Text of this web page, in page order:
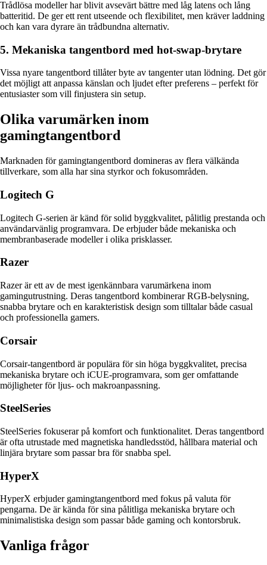
Trådlösa modeller har blivit avsevärt bättre med låg latens och lång
batteritid. De ger ett rent utseende och flexibilitet, men kräver laddning
och kan vara dyrare än trådbundna alternativ.
5. Mekaniska tangentbord med hot-swap-brytare
Vissa nyare tangentbord tillåter byte av tangenter utan lödning. Det gör
det möjligt att anpassa känslan och ljudet efter preferens – perfekt för
entusiaster som vill finjustera sin setup.
Olika varumärken inom
gamingtangentbord
Marknaden för gamingtangentbord domineras av flera välkända
tillverkare, som alla har sina styrkor och fokusområden.
Logitech G
Logitech G-serien är känd för solid byggkvalitet, pålitlig prestanda och
användarvänlig programvara. De erbjuder både mekaniska och
membranbaserade modeller i olika prisklasser.
Razer
Razer är ett av de mest igenkännbara varumärkena inom
gamingutrustning. Deras tangentbord kombinerar RGB-belysning,
snabba brytare och en karakteristisk design som tilltalar både casual
och professionella gamers.
Corsair
Corsair-tangentbord är populära för sin höga byggkvalitet, precisa
mekaniska brytare och iCUE-programvara, som ger omfattande
möjligheter för ljus- och makroanpassning.
SteelSeries
SteelSeries fokuserar på komfort och funktionalitet. Deras tangentbord
är ofta utrustade med magnetiska handledsstöd, hållbara material och
linjära brytare som passar bra för snabba spel.
HyperX
HyperX erbjuder gamingtangentbord med fokus på valuta för
pengarna. De är kända för sina pålitliga mekaniska brytare och
minimalistiska design som passar både gaming och kontorsbruk.
Vanliga frågor